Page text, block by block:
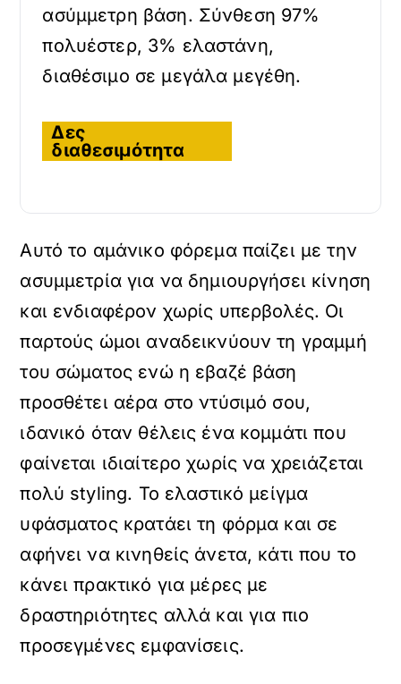
ασύμμετρη βάση. Σύνθεση 97%
πολυέστερ, 3% ελαστάνη,
διαθέσιμο σε μεγάλα μεγέθη.
Δες
διαθεσιμότητα
Αυτό το αμάνικο φόρεμα παίζει με την
ασυμμετρία για να δημιουργήσει κίνηση
και ενδιαφέρον χωρίς υπερβολές. Οι
παρτούς ώμοι αναδεικνύουν τη γραμμή
του σώματος ενώ η εβαζέ βάση
προσθέτει αέρα στο ντύσιμό σου,
ιδανικό όταν θέλεις ένα κομμάτι που
φαίνεται ιδιαίτερο χωρίς να χρειάζεται
πολύ styling. Το ελαστικό μείγμα
υφάσματος κρατάει τη φόρμα και σε
αφήνει να κινηθείς άνετα, κάτι που το
κάνει πρακτικό για μέρες με
δραστηριότητες αλλά και για πιο
προσεγμένες εμφανίσεις.